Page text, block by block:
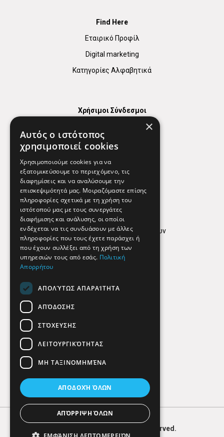
Find Here
Εταιρικό Προφίλ
Digital marketing
Κατηγορίες Αλφαβητικά
Χρήσιμοι Σύνδεσμοι
Χρήσιμα Τηλέφωνα
Εφημερεύοντα Φαρμακεία
Απόρρητο
Όροι Χρήσης
Πολιτική προστασίας δεδομένων
Findhere
Social Media
HERE. All Rights Reserved.
×
Αυτός ο ιστότοπος
χρησιμοποιεί cookies
Χρησιμοποιούμε cookies για να
εξατομικεύσουμε το περιεχόμενο, τις
διαφημίσεις και να αναλύσουμε την
επισκεψιμότητά μας. Μοιραζόμαστε επίσης
πληροφορίες σχετικά με τη χρήση του
ιστότοπού μας με τους συνεργάτες
διαφήμισης και ανάλυσης, οι οποίοι
ενδέχεται να τις συνδυάσουν με άλλες
πληροφορίες που τους έχετε παράσχει ή
που έχουν συλλέξει από τη χρήση των
υπηρεσιών τους από εσάς. Πολιτική
Απορρήτου
ΑΠΟΛΎΤΩΣ ΑΠΑΡΑΊΤΗΤΑ
ΑΠΌΔΟΣΗΣ
ΣΤΌΧΕΥΣΗΣ
ΛΕΙΤΟΥΡΓΙΚΌΤΗΤΑΣ
ΜΗ ΤΑΞΙΝΟΜΗΜΈΝΑ
ΑΠΟΔΟΧΉ ΌΛΩΝ
ΑΠΌΡΡΙΨΗ ΌΛΩΝ